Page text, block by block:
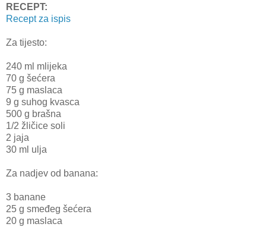
RECEPT:
Recept za ispis
Za tijesto:
240 ml mlijeka
70 g šećera
75 g maslaca
9 g suhog kvasca
500 g brašna
1/2 žličice soli
2 jaja
30 ml ulja
Za nadjev od banana:
3 banane
25 g smeđeg šećera
20 g maslaca